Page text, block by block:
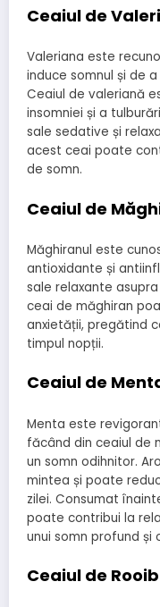
Ceaiul de
Valeriana este
induce somnul și de
Ceaiul de valeriană
insomniei și a
sale sedative și
acest ceai poate
de somn.
Ceaiul de
Măghiranul este
antioxidante și
sale relaxante
ceai de măghiran
anxietății, pregătind
timpul nopții.
Ceaiul de
Menta este
făcând din ceaiul de
un somn odihnitor.
mintea și poate
zilei. Consumat
poate contribui la
unui somn profund și
Ceaiul de